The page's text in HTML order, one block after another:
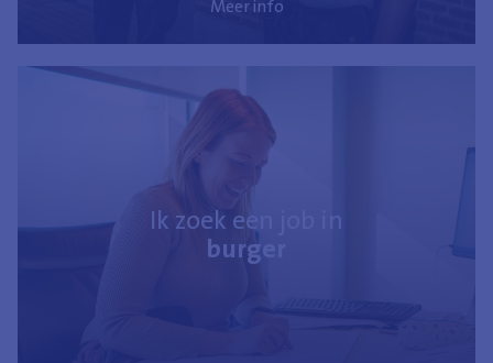
Meer info
Ik zoek een job in
burger